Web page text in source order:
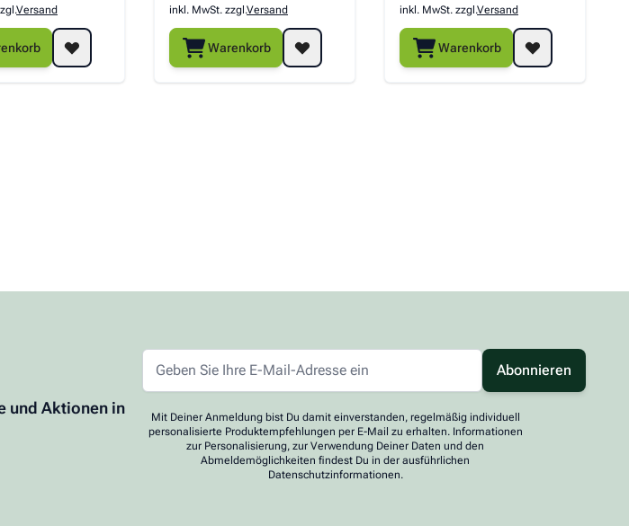
Versand inkl. MwSt. zzgl.Versand
Warenkorb
inkl. MwSt. zzgl.Versand
Warenkorb
und Aktionen in
Abonnieren
Mit Deiner Anmeldung bist Du damit einverstanden, regelmäßig individuell
personalisierte Produktempfehlungen per E-Mail zu erhalten. Informationen
zur Personalisierung, zur Verwendung Deiner Daten und den
Abmeldemöglichkeiten findest Du in der ausführlichen
Datenschutzinformationen.